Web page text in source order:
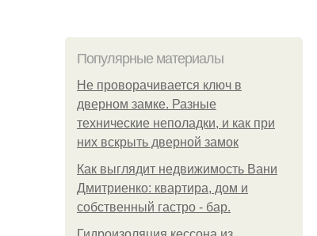
Популярные материалы
Не проворачивается ключ в
дверном замке. Разные
технические неполадки, и как при
них вскрыть дверной замок
Как выглядит недвижимость Вани
Дмитриенко: квартира, дом и
собственный гастро - бар.